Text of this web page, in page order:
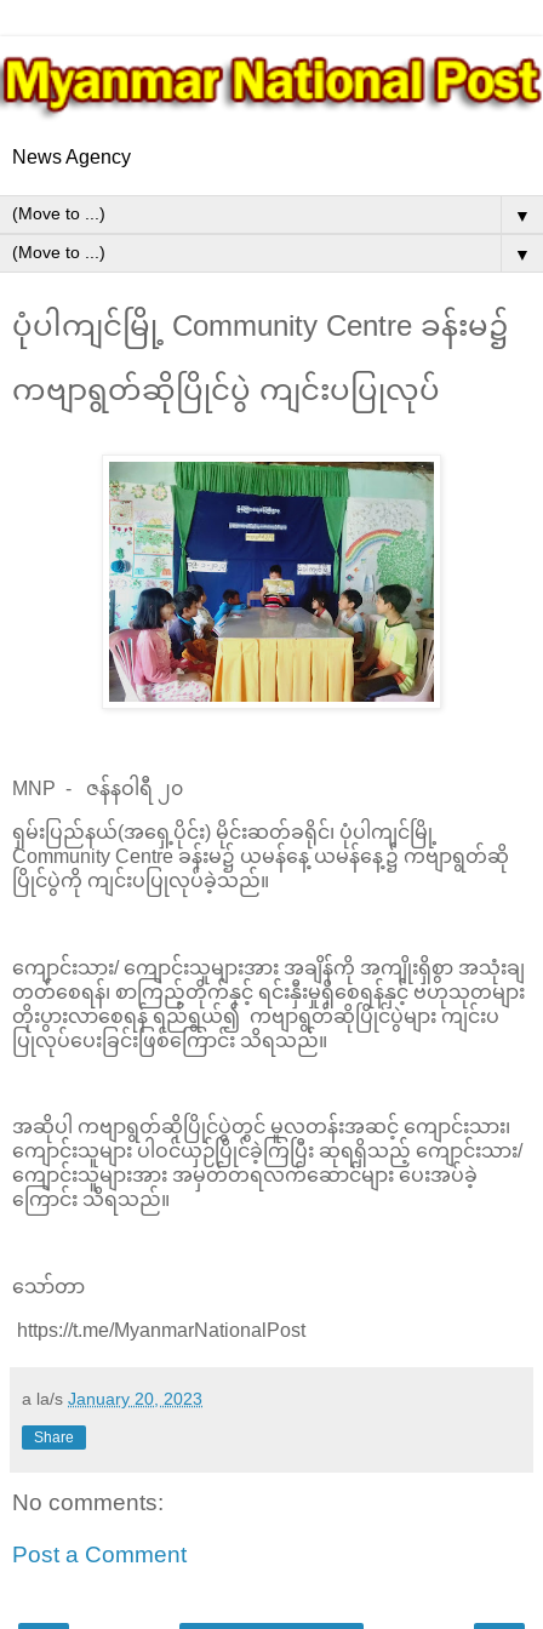
News Agency
▼
▼
ပုံပါကျင်မြို့ Community Centre ခန်းမ၌
ကဗျာရွတ်ဆိုပြိုင်ပွဲ ကျင်းပပြုလုပ်
MNP - ဇန်နဝါရီ ၂၀
ရှမ်းပြည်နယ်(အရှေ့ပိုင်း) မိုင်းဆတ်ခရိုင်၊ ပုံပါကျင်မြို့
Community Centre ခန်းမ၌ ယမန်နေ့ ယမန်နေ့၌ ကဗျာရွတ်ဆို
ပြိုင်ပွဲကို ကျင်းပပြုလုပ်ခဲ့သည်။
ကျောင်းသား/ ကျောင်းသူများအား အချိန်ကို အကျိုးရှိစွာ အသုံးချ
တတ်စေရန်၊ စာကြည့်တိုက်နှင့် ရင်းနှီးမှုရှိစေရန်နှင့် ဗဟုသုတများ
တိုးပွားလာ‌စေရန် ရည်ရွယ်၍ ကဗျာရွတ်ဆိုပြိုင်ပွဲများ ကျင်းပ
ပြုလုပ်ပေးခြင်းဖြစ်ကြောင်း သိရသည်။
အဆိုပါ ကဗျာရွတ်ဆိုပြိုင်ပွဲတွင် မူလတန်းအဆင့် ကျောင်းသား၊
ကျောင်းသူများ ပါဝင်ယှဉ်ပြိုင်ခဲ့ကြပြီး ဆုရရှိသည့် ကျောင်းသား/
ကျောင်းသူများအား အမှတ်တရလက်ဆောင်များ ပေးအပ်ခဲ့
ကြောင်း သိရသည်။
သော်တာ
https://t.me/MyanmarNationalPost
a la/s January 20, 2023
Share
No comments:
Post a Comment